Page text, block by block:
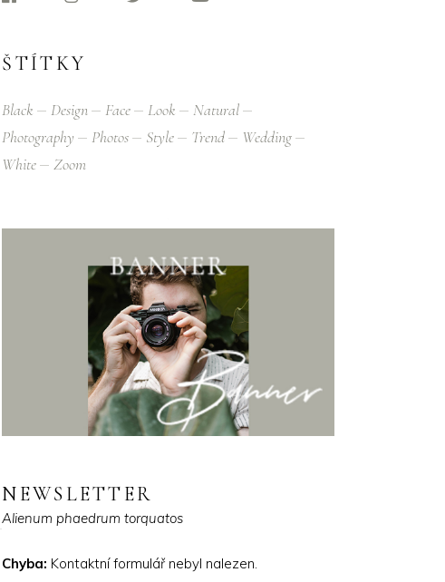
ŠTÍTKY
Black Design Face Look
Natural
Photography
Photos Style Trend
Wedding
White
Zoom
NEWSLETTER
Alienum phaedrum torquatos
Chyba: Kontaktní formulář nebyl nalezen.